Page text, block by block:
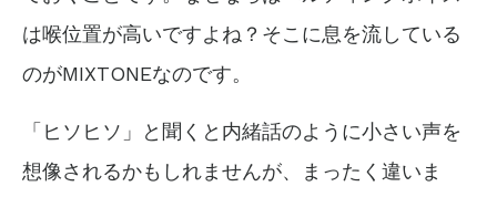
は喉位置が高いですよね？そこに息を流している
のがMIXTONEなのです。
「ヒソヒソ」と聞くと内緒話のように小さい声を
想像されるかもしれませんが、まったく違いま